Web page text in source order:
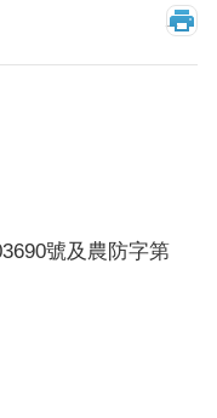
_
號及農防字第